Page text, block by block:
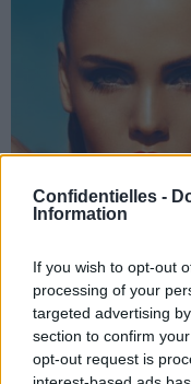
Confidentielles -
Information
If you wish to opt-out
processing of your
targeted advertising
section to confirm
opt-out request is